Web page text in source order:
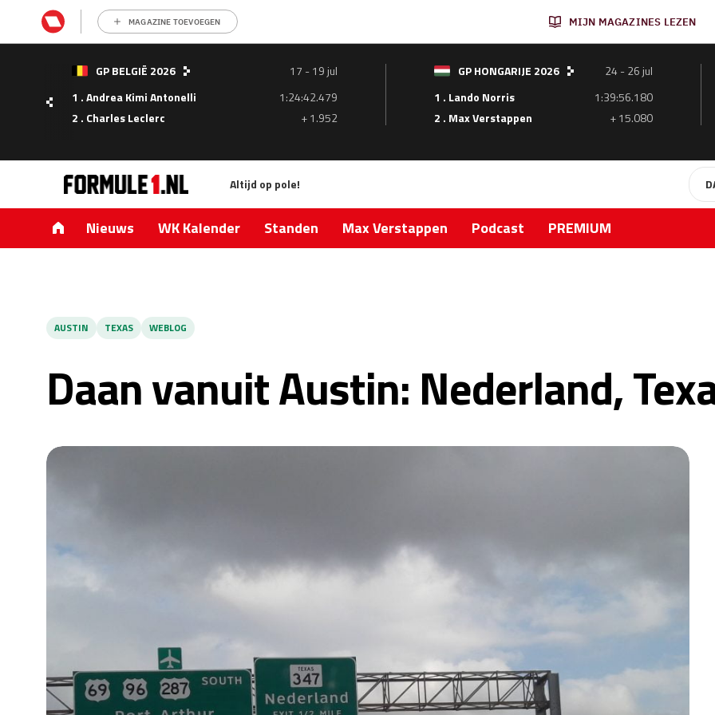
MAGAZINE TOEVOEGEN MIJN MAGAZINES LEZEN
GP BELGIË 2026
17 - 19 jul
1 . Andrea Kimi Antonelli
1:24:42.479
2 . Charles Leclerc
+ 1.952
GP HONGARIJE 2026
24 - 26 jul
1 . Lando Norris
1:39:56.180
2 . Max Verstappen
+ 15.080
Altijd op pole!
Nieuws WK Kalender Standen Max Verstappen Podcast PREMIUM
AUSTIN TEXAS WEBLOG
Daan vanuit Austin: Nederland,